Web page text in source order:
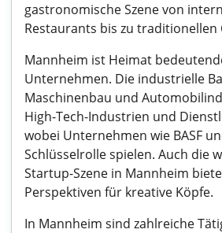
gastronomische Szene von
Restaurants bis zu traditionellen
Mannheim ist Heimat
Unternehmen. Die industrielle
Maschinenbau und
High-Tech-Industrien und
wobei Unternehmen wie BASF
Schlüsselrolle spielen. Auch die
Startup-Szene in Mannheim
Perspektiven für kreative Köpfe.
In Mannheim sind zahlreiche